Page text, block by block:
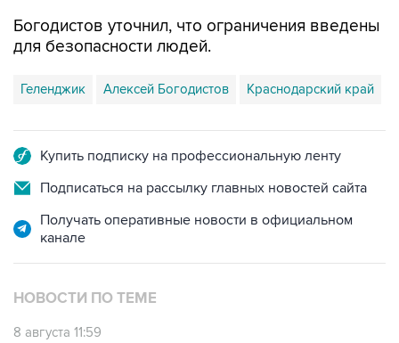
Богодистов уточнил, что ограничения введены
для безопасности людей.
Геленджик Алексей Богодистов Краснодарский край
Купить подписку на профессиональную ленту
Подписаться на рассылку главных новостей сайта
Получать оперативные новости в официальном
канале
НОВОСТИ ПО ТЕМЕ
8 августа 11:59